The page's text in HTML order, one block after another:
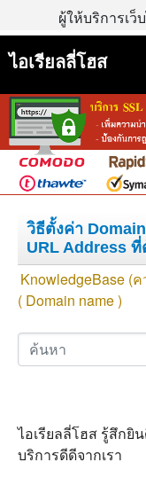
ผู้ให้บริการเ
ไอเรียลลี่โฮส
วิธีตั้งค่า
URL Address ที่
KnowledgeBase (
( Domain name )
ไอเรียลลี่โฮส รู้สึก
บริการดีดีจากเรา